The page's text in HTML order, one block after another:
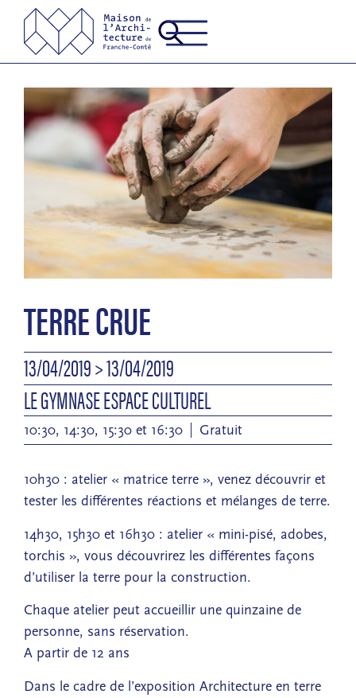
TERRE CRUE
13/04/2019> 13/04/2019
LE GYMNASE ESPACE CULTUREL
10:30, 14:30, 15:30 et 16:30 Gratuit
10h30 : atelier « matrice terre », venez découvrir et
tester les différentes réactions et mélanges de terre.
14h30, 15h30 et 16h30 : atelier « mini-pisé, adobes,
torchis », vous découvrirez les différentes façons
d’utiliser la terre pour la construction.
Chaque atelier peut accueillir une quinzaine de
personne, sans réservation.
A partir de 12 ans
Dans le cadre de l’exposition Architecture en terre